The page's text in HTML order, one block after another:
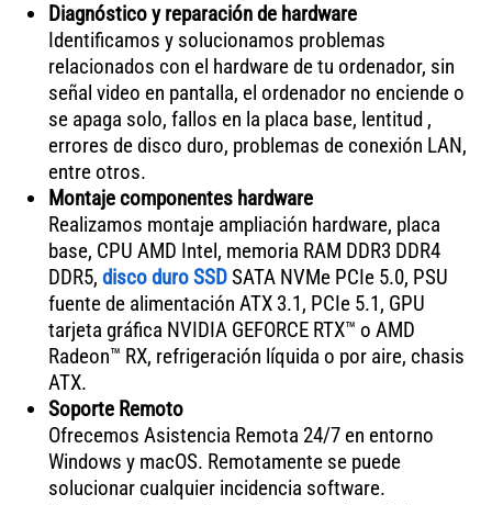
Diagnóstico y reparación de hardware
Identificamos y solucionamos problemas
relacionados con el hardware de tu ordenador, sin
señal video en pantalla, el ordenador no enciende o
se apaga solo, fallos en la placa base, lentitud ,
errores de disco duro, problemas de conexión LAN,
entre otros.
Montaje componentes hardware
Realizamos montaje ampliación hardware, placa
base, CPU AMD Intel, memoria RAM DDR3 DDR4
DDR5, disco duro SSDSATA NVMe PCIe 5.0, PSU
fuente de alimentación ATX 3.1, PCIe 5.1, GPU
tarjeta gráfica NVIDIA GEFORCE RTX™ o AMD
Radeon™ RX, refrigeración líquida o por aire, chasis
ATX.
Soporte Remoto
Ofrecemos Asistencia Remota 24/7 en entorno
Windows y macOS. Remotamente se puede
solucionar cualquier incidencia software.